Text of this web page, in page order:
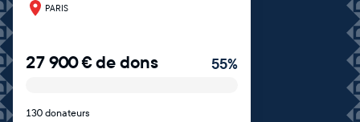
PARIS
27 900€de dons 55%
130 donateurs